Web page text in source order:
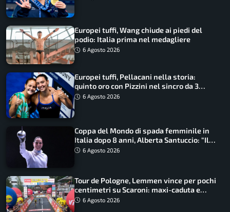
Europei tuffi, Wang chiude ai piedi del
podio: Italia prima nel medagliere
6 Agosto 2026
Europei tuffi, Pellacani nella storia:
quinto oro con Pizzini nel sincro da 3
metri
6 Agosto 2026
Coppa del Mondo di spada femminile in
Italia dopo 8 anni, Alberta Santuccio: “Il
lavoro dà sempre i suoi frutti”
6 Agosto 2026
Tour de Pologne, Lemmen vince per pochi
centimetri su Scaroni: maxi-caduta e
tappa accorciata
6 Agosto 2026